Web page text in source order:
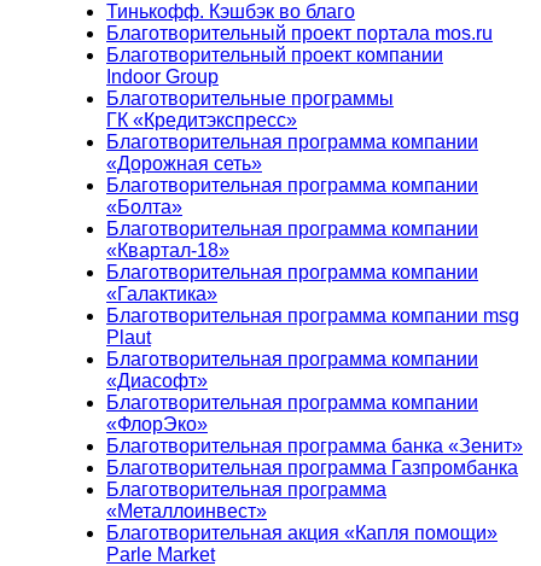
Тинькофф. Кэшбэк во благо
Благотворительный проект портала mos.ru
Благотворительный проект компании
Indoor Group
Благотворительные программы
ГК «Кредитэкспресс»
Благотворительная программа компании
«Дорожная сеть»
Благотворительная программа компании
«Болта»
Благотворительная программа компании
«Квартал-18»
Благотворительная программа компании
«Галактика»
Благотворительная программа компании msg
Plaut
Благотворительная программа компании
«Диасофт»
Благотворительная программа компании
«ФлорЭко»
Благотворительная программа банка «Зенит»
Благотворительная программа Газпромбанка
Благотворительная программа
«Металлоинвест»
Благотворительная акция «Капля помощи»
Parle Market